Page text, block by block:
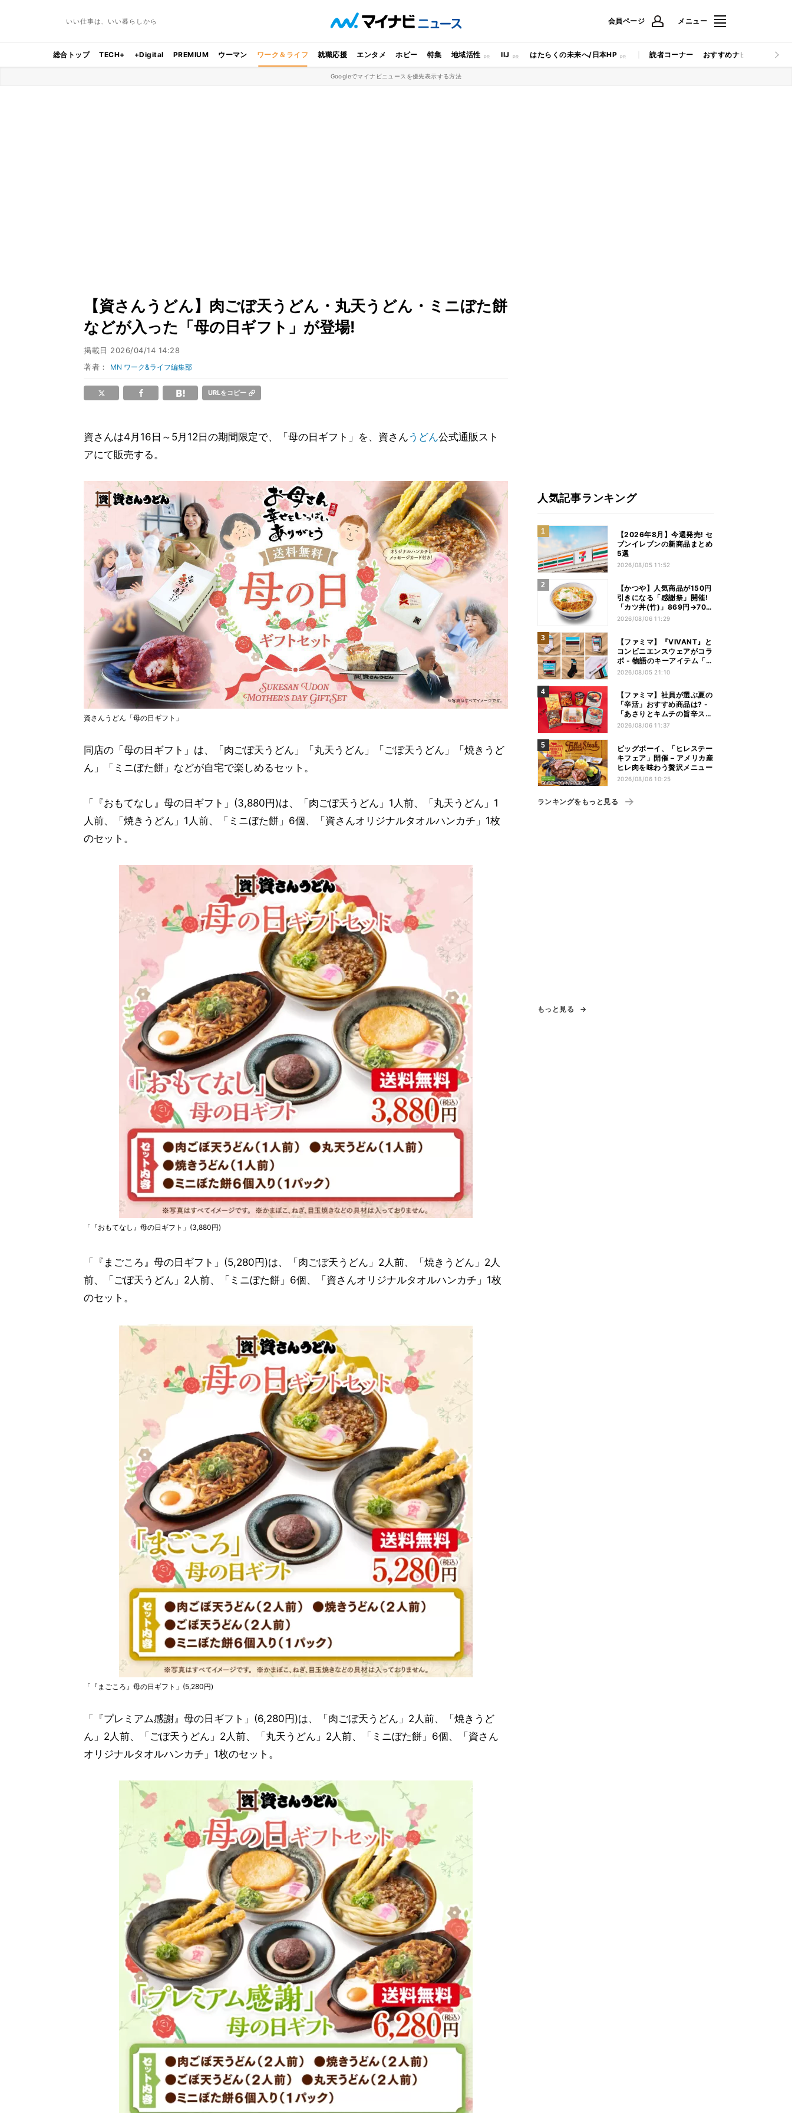
いい仕事は、いい暮らしから 会員ページ メニュー
総合トップ TECH+ +Digital PREMIUM ウーマン ワーク＆ライフ 就職応援 エンタメ ホビー 特集 地域活性 IIJ はたらくの未来へ/日本HP 読者コーナー おすすめナビ マイナビ
Googleでマイナビニュースを優先表示する方法
【資さんうどん】肉ごぼ天うどん・丸天うどん・ミニぼた餅
などが入った「母の日ギフト」が登場!
掲載日 2026/04/14 14:28
著者： MN ワーク&ライフ編集部
URLをコピー
資さんは4月16日～5月12日の期間限定で、「母の日ギフト」を、資さん うどん公式通販スト
アにて販売する。
資さんうどん「母の日ギフト」
同店の「母の日ギフト」は、「肉ごぼ天うどん」「丸天うどん」「ごぼ天うどん」「焼きうど
ん」「ミニぼた餅」などが自宅で楽しめるセット。
「『おもてなし』母の日ギフト」(3,880円)は、「肉ごぼ天うどん」1人前、「丸天うどん」1
人前、「焼きうどん」1人前、「ミニぼた餅」6個、「資さんオリジナルタオルハンカチ」1枚
のセット。
「『おもてなし』母の日ギフト」(3,880円)
「『まごころ』母の日ギフト」(5,280円)は、「肉ごぼ天うどん」2人前、「焼きうどん」2人
前、「ごぼ天うどん」2人前、「ミニぼた餅」6個、「資さんオリジナルタオルハンカチ」1枚
のセット。
「『まごころ』母の日ギフト」(5,280円)
「『プレミアム感謝』母の日ギフト」(6,280円)は、「肉ごぼ天うどん」2人前、「焼きうど
ん」2人前、「ごぼ天うどん」2人前、「丸天うどん」2人前、「ミニぼた餅」6個、「資さん
オリジナルタオルハンカチ」1枚のセット。
人気記事ランキング
【2026年8月】今週発売! セ
ブンイレブンの新商品まとめ
5選
2026/08/05 11:52
【かつや】人気商品が150円
引きになる「感謝祭」開催!
「カツ丼(竹)」869円→704
円、「ロースカツ定食」913
2026/08/06 11:29
【ファミマ】『VIVANT』と
コンビニエンスウェアがコラ
ボ - 物語のキーアイテム「別
班饅頭」も発売
2026/08/05 21:10
【ファミマ】社員が選ぶ夏の
「辛活」おすすめ商品は? -
「あさりとキムチの旨辛スン
ドゥブチゲ」「鬼金棒監修
ムチキン」など
2026/08/06 11:37
ビッグボーイ、「ヒレステー
キフェア」開催 – アメリカ産
ヒレ肉を味わう贅沢メニュー
2026/08/06 10:25
ランキングをもっと見る
もっと見る